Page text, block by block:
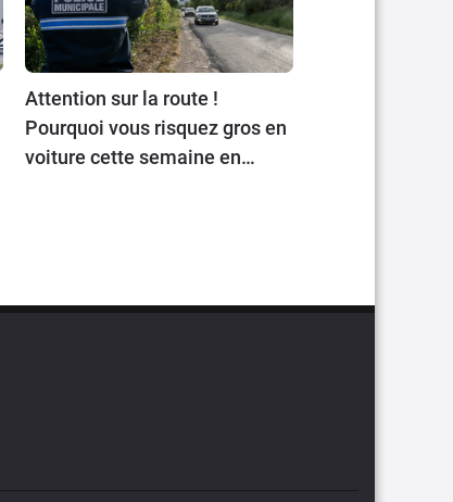
Attention sur la route !
Pourquoi vous risquez gros en
voiture cette semaine en